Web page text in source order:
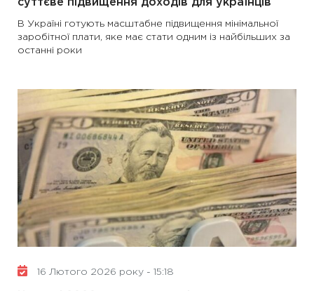
суттєве підвищення доходів для українців
В Україні готують масштабне підвищення мінімальної
заробітної плати, яке має стати одним із найбільших за
останні роки
16 Лютого 2026 року - 15:18